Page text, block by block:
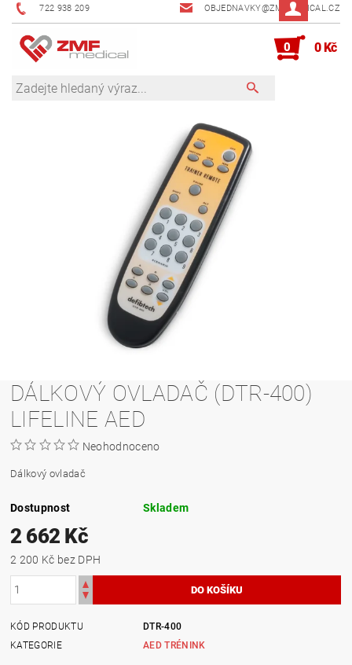
722 938 209 OBJEDNAVKY@ZMFMEDICAL.CZ
0 0 Kč
DÁLKOVÝ OVLADAČ (DTR-400)
LIFELINE AED
Neohodnoceno
Dálkový ovladač
Dostupnost Skladem
2 662 Kč
2 200 Kč bez DPH
KÓD PRODUKTU
DTR-400
KATEGORIE
AED TRÉNINK